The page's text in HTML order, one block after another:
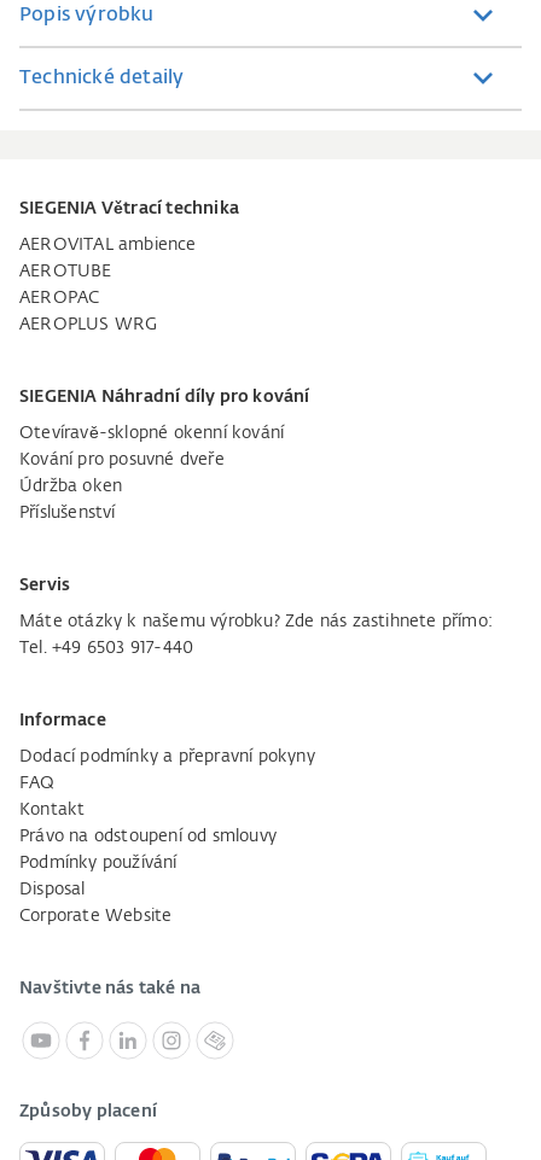
Popis výrobku
Technické detaily
SIEGENIA Větrací technika
AEROVITAL ambience
AEROTUBE
AEROPAC
AEROPLUS WRG
SIEGENIA Náhradní díly pro kování
Otevíravě-sklopné okenní kování
Kování pro posuvné dveře
Údržba oken
Příslušenství
Servis
Máte otázky k našemu výrobku? Zde nás zastihnete přímo:
Tel. +49 6503 917-440
Informace
Dodací podmínky a přepravní pokyny
FAQ
Kontakt
Právo na odstoupení od smlouvy
Podmínky používání
Disposal
Corporate Website
Navštivte nás také na
Způsoby placení